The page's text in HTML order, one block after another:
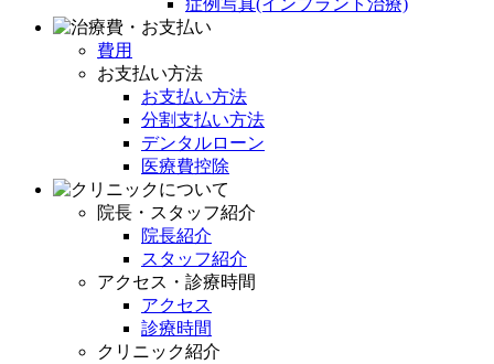
症例写真(インプラント治療)
費用
お支払い方法
お支払い方法
分割支払い方法
デンタルローン
医療費控除
院長・スタッフ紹介
院長紹介
スタッフ紹介
アクセス・診療時間
アクセス
診療時間
クリニック紹介